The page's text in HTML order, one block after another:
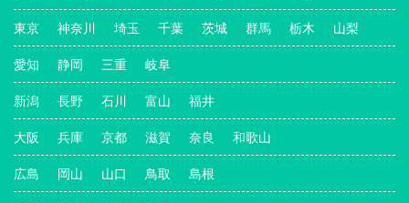
東京 神奈川 埼玉 千葉 茨城 群馬 栃木 山梨
愛知 静岡 三重 岐阜
新潟 長野 石川 富山 福井
大阪 兵庫 京都 滋賀 奈良 和歌山
広島 岡山 山口 鳥取 島根